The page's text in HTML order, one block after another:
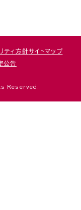
ティ方針サイトマップ
公告
Reserved.